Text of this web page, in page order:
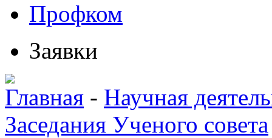
Профком
Заявки
Главная - Научная
Заседания Ученого совета